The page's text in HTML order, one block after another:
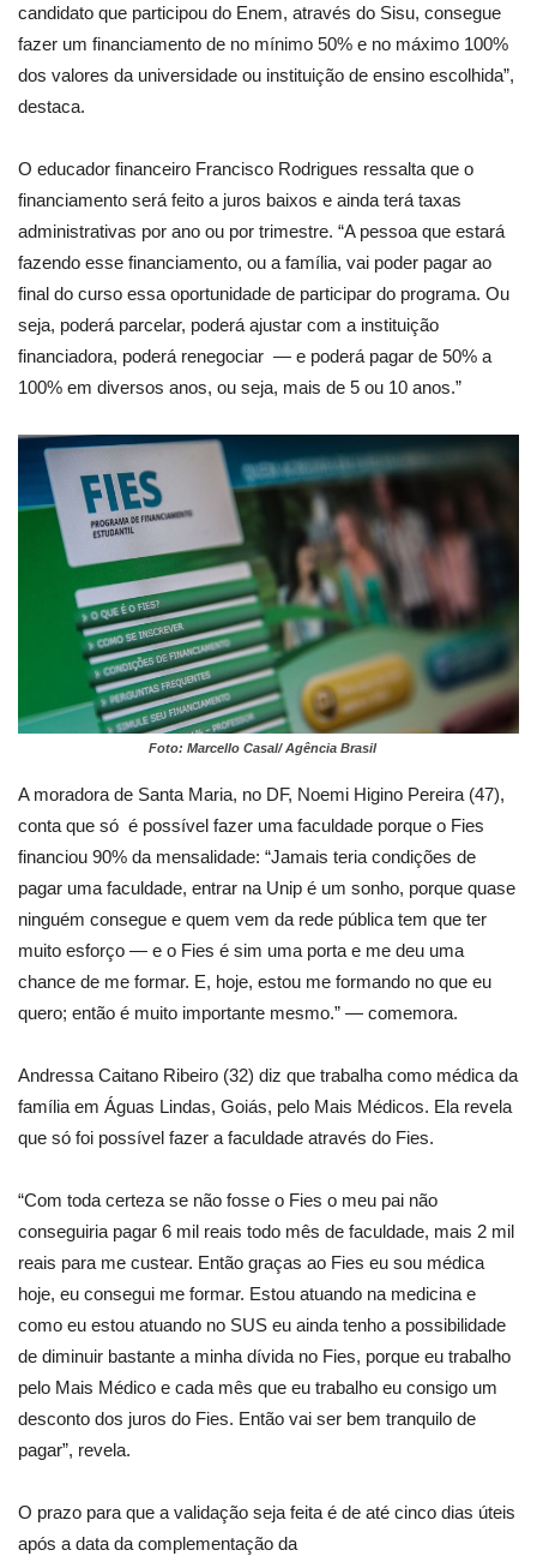
candidato que participou do Enem, através do Sisu, consegue
fazer um financiamento de no mínimo 50% e no máximo 100%
dos valores da universidade ou instituição de ensino escolhida”,
destaca.
O educador financeiro Francisco Rodrigues ressalta que o
financiamento será feito a juros baixos e ainda terá taxas
administrativas por ano ou por trimestre. “A pessoa que estará
fazendo esse financiamento, ou a família, vai poder pagar ao
final do curso essa oportunidade de participar do programa. Ou
seja, poderá parcelar, poderá ajustar com a instituição
financiadora, poderá renegociar — e poderá pagar de 50% a
100% em diversos anos, ou seja, mais de 5 ou 10 anos.”
Foto: Marcello Casal/ Agência Brasil
A moradora de Santa Maria, no DF, Noemi Higino Pereira (47),
conta que só é possível fazer uma faculdade porque o Fies
financiou 90% da mensalidade: “Jamais teria condições de
pagar uma faculdade, entrar na Unip é um sonho, porque quase
ninguém consegue e quem vem da rede pública tem que ter
muito esforço — e o Fies é sim uma porta e me deu uma
chance de me formar. E, hoje, estou me formando no que eu
quero; então é muito importante mesmo.” — comemora.
Andressa Caitano Ribeiro (32) diz que trabalha como médica da
família em Águas Lindas, Goiás, pelo Mais Médicos. Ela revela
que só foi possível fazer a faculdade através do Fies.
“Com toda certeza se não fosse o Fies o meu pai não
conseguiria pagar 6 mil reais todo mês de faculdade, mais 2 mil
reais para me custear. Então graças ao Fies eu sou médica
hoje, eu consegui me formar. Estou atuando na medicina e
como eu estou atuando no SUS eu ainda tenho a possibilidade
de diminuir bastante a minha dívida no Fies, porque eu trabalho
pelo Mais Médico e cada mês que eu trabalho eu consigo um
desconto dos juros do Fies. Então vai ser bem tranquilo de
pagar”, revela.
O prazo para que a validação seja feita é de até cinco dias úteis
após a data da complementação da